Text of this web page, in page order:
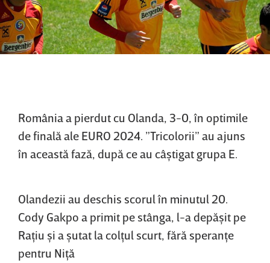
România a pierdut cu Olanda, 3-0, în optimile
de finală ale EURO 2024. ”Tricolorii” au ajuns
în această fază, după ce au câştigat grupa E.
Olandezii au deschis scorul în minutul 20.
Cody Gakpo a primit pe stânga, l-a depăşit pe
Raţiu şi a şutat la colţul scurt, fără speranţe
pentru Niţă